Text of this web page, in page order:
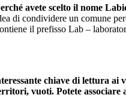
avete scelto il nome
di condividere un comune
il prefisso Lab –
chiave di lettura
vuoti. Potete associare